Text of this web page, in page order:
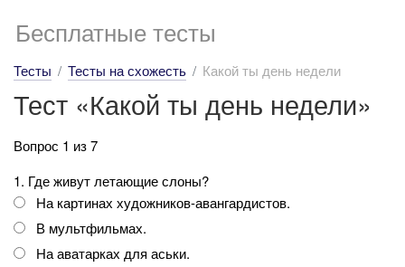
Бесплатные тесты
Тесты Тесты на схожесть Какой ты день недели
Тест «Какой ты день недели»
Вопрос 1 из 7
1. Где живут летающие слоны?
На картинах художников-авангардистов.
В мультфильмах.
На аватарках для аськи.